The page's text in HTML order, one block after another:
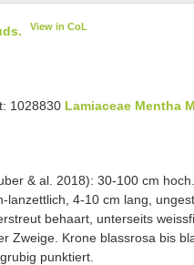
View in CoL
1028830 Lamiaceae Mentha
& al. 2018): 30-100 cm
lanzettlich, 4-10 cm lang,
behaart, unterseits
Zweige. Krone blassrosa bis
punktiert.